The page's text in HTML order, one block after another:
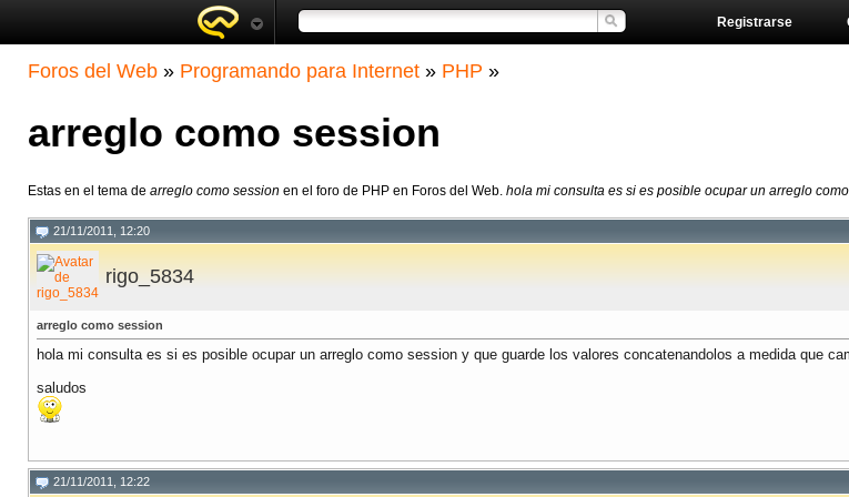
Registrarse
Foros del Web » Programando para Internet » PHP »
arreglo como session
Estas en el tema de arreglo como session en el foro de PHP en Foros del Web. hola mi consulta es si es posible ocupar un arreglo
21/11/2011, 12:20
rigo_5834
arreglo como session
hola mi consulta es si es posible ocupar un arreglo como session y que guarde los valores concatenandolos a medida que
saludos
21/11/2011, 12:22